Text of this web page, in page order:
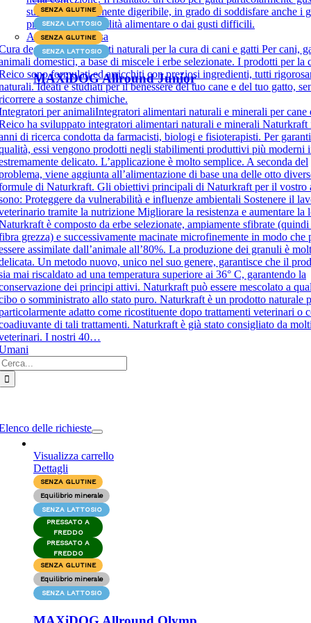
succulento e altamente digeribile, in grado di soddisfare anche i
problemi di sensibilità alimentare o dai gusti difficili.
Articoli per la casa
degli animaliProdotti naturali per la cura di cani e gatti Per cani,
domestici, a base di miscele i erbe selezionate. I prodotti per la
sono formulati ed arricchiti con preziosi ingredienti, tutti
Ideati e studiati per il benessere del tuo cane e del tuo gatto,
a sostanze chimiche.
per animaliIntegratori alimentari naturali e minerali per cane
ha sviluppato integratori alimentari naturali e minerali
di ricerca condotta da farmacisti, biologi e fisioterapisti. Per
essi vengono prodotti negli stabilimenti produttivi più moderni
delicato. L’applicazione è molto semplice. A seconda del
viene aggiunta all’alimentazione di base una delle otto
di Naturkraft. Gli obiettivi principali di Naturkraft per il vostro
Proteggere da vulnerabilità e influenze ambientali Sostenere il
tramite la nutrizione Migliorare la resistenza e aumentare la
è composto da erbe selezionate, ampiamente sfibrate
grezza) e successivamente macinate microfinemente in modo che
assimilate dall’animale all’80%. La produzione dei granuli è
Un metodo nuovo, unico nel suo genere, garantisce che il
mai riscaldato ad una temperatura superiore ai 36° C, garantendo la
dei principi attivi. Naturkraft può essere mescolato a
o somministrato allo stato puro. Naturkraft è un prodotto naturale
adatto come ricostituente dopo trattamenti veterinari o
di tali trattamenti. Naturkraft è già stato consigliato da
I nostri 40…
delle richieste
SENZA GLUTINE
SENZA LATTOSIO
SENZA GLUTINE
SENZA LATTOSIO
MAXiDOG Allround Junior
Visualizza carrello
Dettagli
SENZA GLUTINE
Equilibrio minerale
SENZA LATTOSIO
PRESSATO A
FREDDO
PRESSATO A
FREDDO
SENZA GLUTINE
Equilibrio minerale
SENZA LATTOSIO